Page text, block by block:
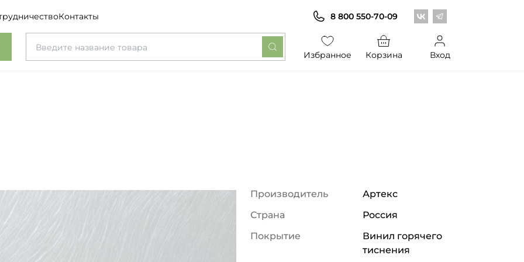
Контакты Центр обоев во
Центр обоев в
8 800 550-70-09
Избранное Корзина Вход
Производитель
Артекс
Страна
Россия
Покрытие
Винил горячего
тиснения